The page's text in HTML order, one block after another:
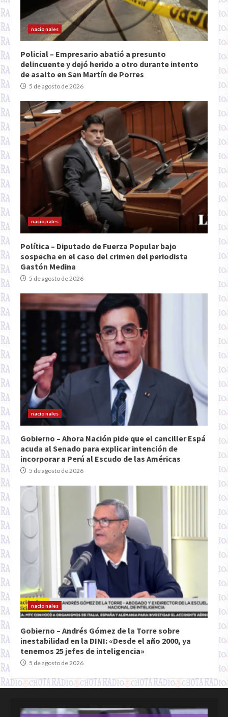
nacionales
Policial – Empresario abatió a presunto
delincuente y dejó herido a otro durante intento
de asalto en San Martín de Porres
5 de agosto de 2026
nacionales
Política – Diputado de Fuerza Popular bajo
sospecha en el caso del crimen del periodista
Gastón Medina
5 de agosto de 2026
nacionales
Gobierno – Ahora Nación pide que el canciller Espá
acuda al Senado para explicar intención de
incorporar a Perú al Escudo de las Américas
5 de agosto de 2026
nacionales
Gobierno – Andrés Gómez de la Torre sobre
inestabilidad en la DINI: «Desde el año 2000, ya
tenemos 25 jefes de inteligencia»
5 de agosto de 2026